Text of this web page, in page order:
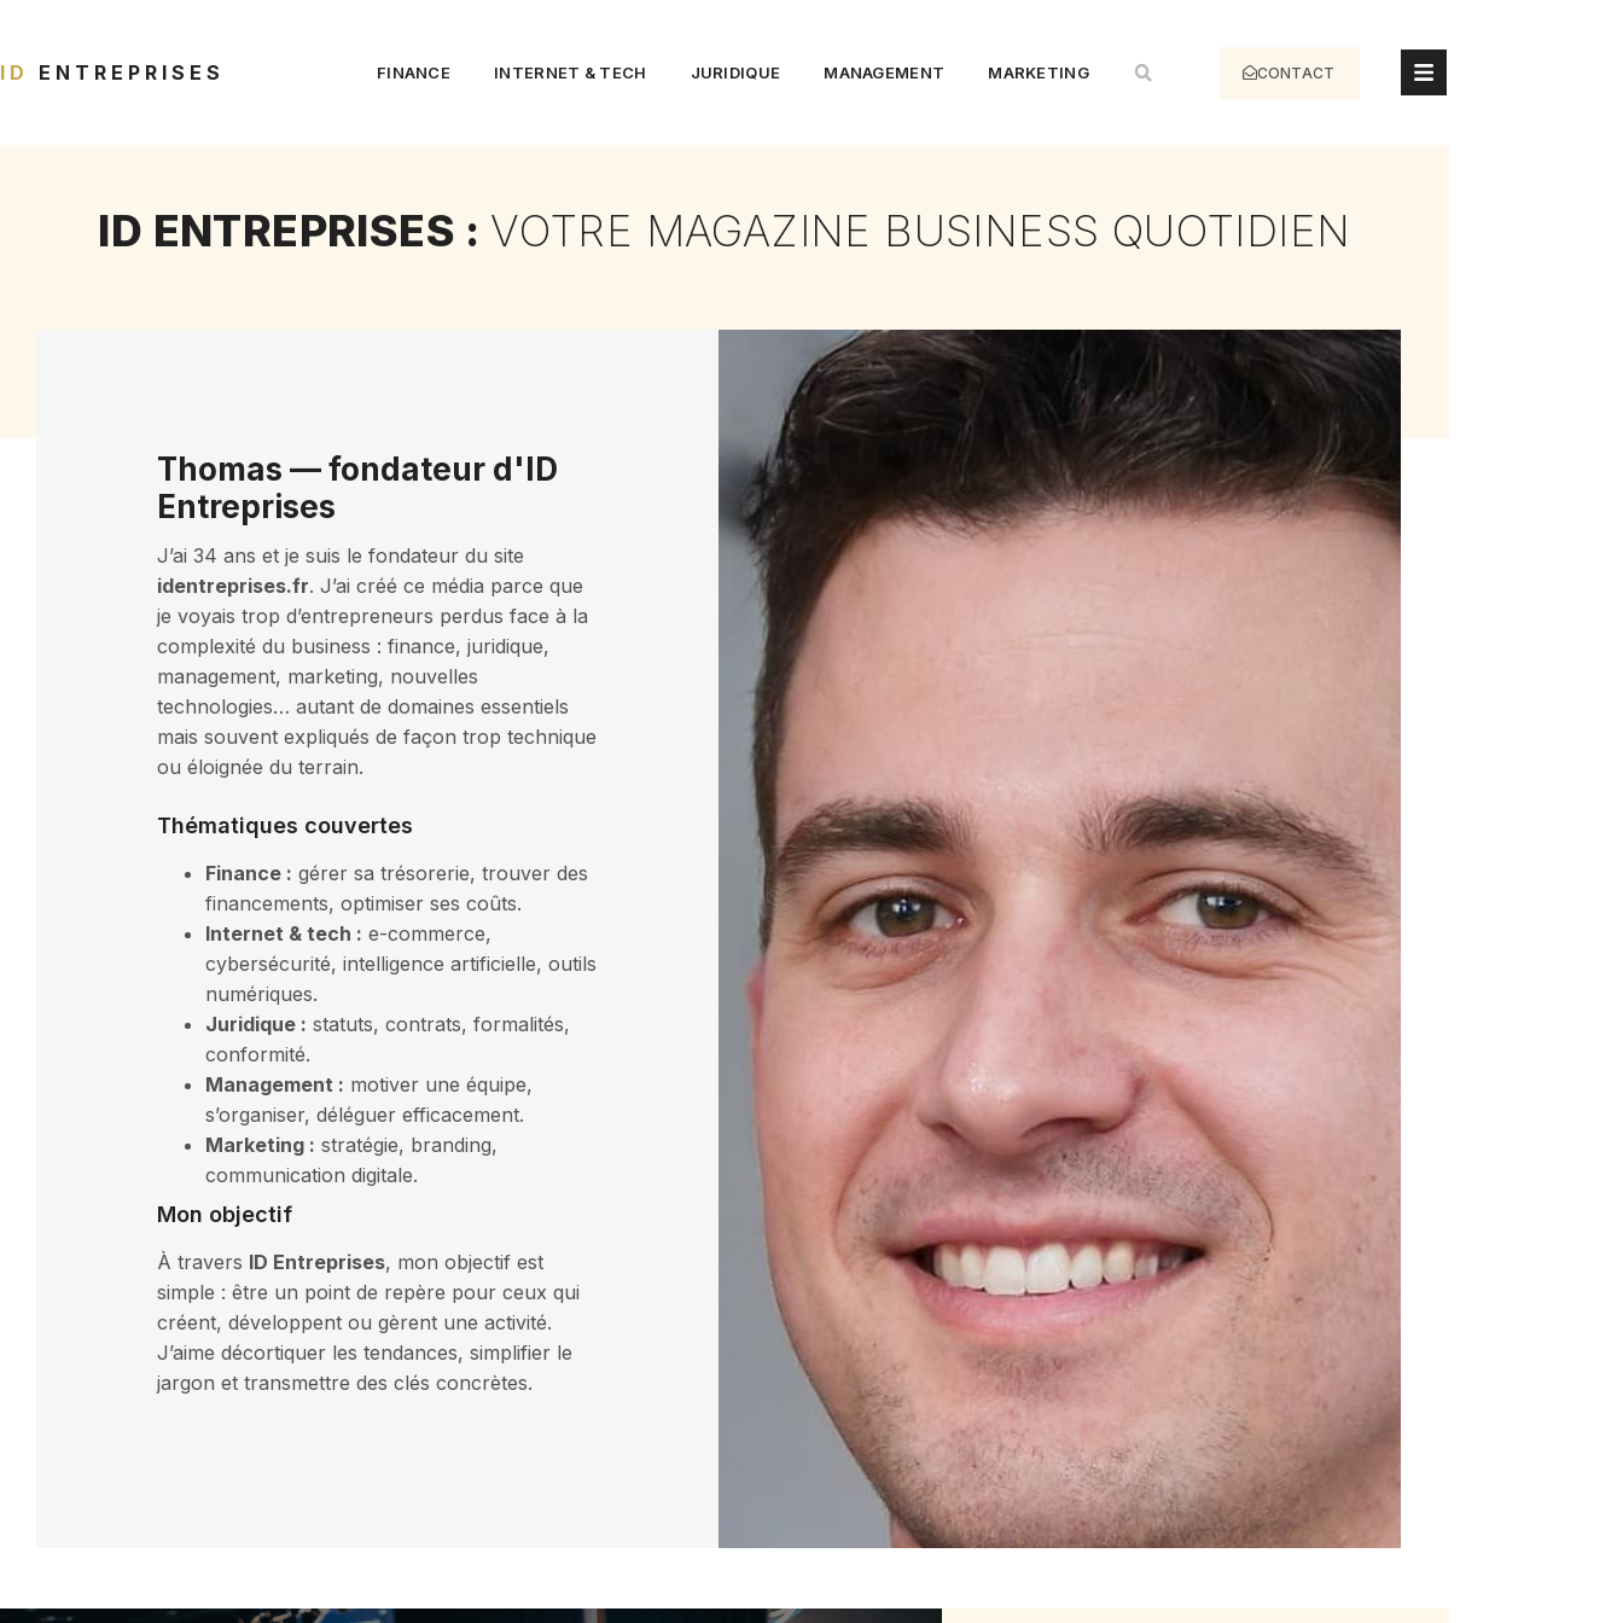
ID ENTREPRISES FINANCE INTERNET & TECH JURIDIQUE MANAGEMENT MARKETING CONTACT
ID ENTREPRISES : VOTRE MAGAZINE BUSINESS QUOTIDIEN
Thomas — fondateur d'ID
Entreprises
J’ai 34 ans et je suis le fondateur du site
identreprises.fr. J’ai créé ce média parce que
je voyais trop d’entrepreneurs perdus face à la
complexité du business : finance, juridique,
management, marketing, nouvelles
technologies… autant de domaines essentiels
mais souvent expliqués de façon trop technique
ou éloignée du terrain.
Thématiques couvertes
Finance : gérer sa trésorerie, trouver des
financements, optimiser ses coûts.
Internet & tech : e-commerce,
cybersécurité, intelligence artificielle, outils
numériques.
Juridique : statuts, contrats, formalités,
conformité.
Management : motiver une équipe,
s’organiser, déléguer efficacement.
Marketing : stratégie, branding,
communication digitale.
Mon objectif
À travers ID Entreprises, mon objectif est
simple : être un point de repère pour ceux qui
créent, développent ou gèrent une activité.
J’aime décortiquer les tendances, simplifier le
jargon et transmettre des clés concrètes.